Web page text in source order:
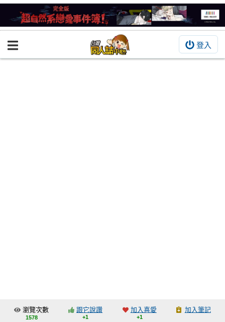
登入
BOOKY書集倉庫
交流中心
瀏覽次數
1578
跟它說讚
+1
加入喜愛
+1
加入筆記